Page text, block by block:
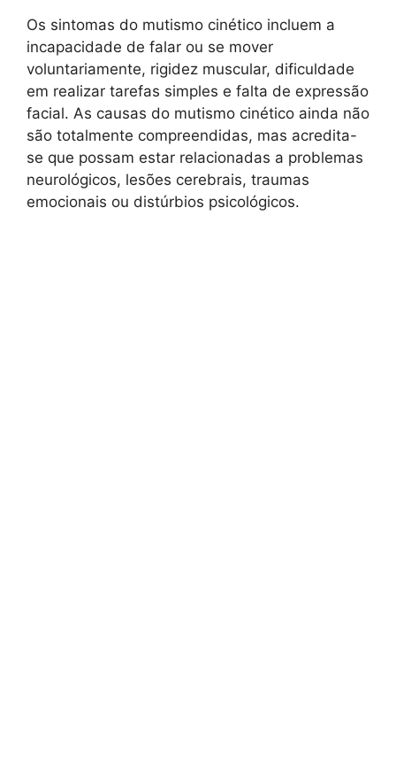
Os sintomas do mutismo cinético incluem a
incapacidade de falar ou se mover
voluntariamente, rigidez muscular, dificuldade
em realizar tarefas simples e falta de expressão
facial. As causas do mutismo cinético ainda não
são totalmente compreendidas, mas acredita-
se que possam estar relacionadas a problemas
neurológicos, lesões cerebrais, traumas
emocionais ou distúrbios psicológicos.